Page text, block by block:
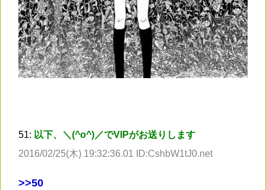
51: 以下、＼(^o^)／でVIPがお送りします
2016/02/25(木) 19:32:36.01 ID:CshbW1tJ0.net
>>50